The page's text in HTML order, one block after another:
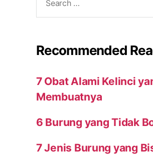
for:
Recommended
7 Obat Alami Kelinci
Membuatnya
6 Burung yang Tidak
7 Jenis Burung yang